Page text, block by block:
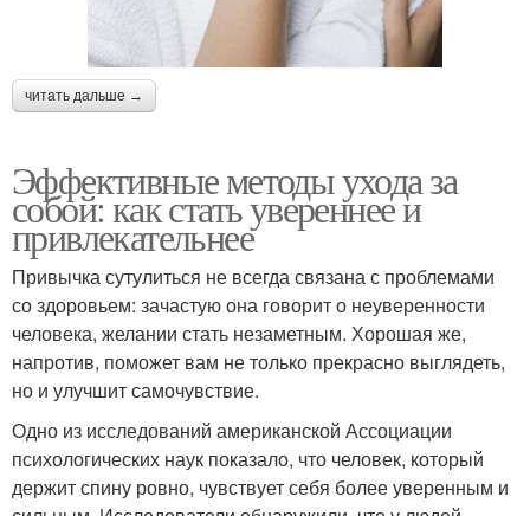
читать дальше →
Эффективные методы ухода за
собой: как стать увереннее и
привлекательнее
Привычка сутулиться не всегда связана с проблемами
со здоровьем: зачастую она говорит о неуверенности
человека, желании стать незаметным. Хорошая же,
напротив, поможет вам не только прекрасно выглядеть,
но и улучшит самочувствие.
Одно из исследований американской Ассоциации
психологических наук показало, что человек, который
держит спину ровно, чувствует себя более уверенным и